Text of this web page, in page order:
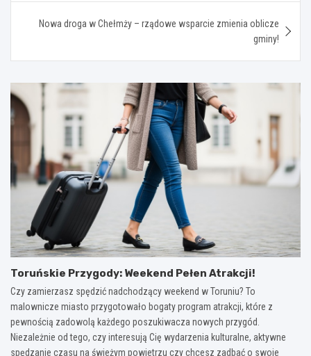
Nowa droga w Chełmży – rządowe wsparcie zmienia oblicze
gminy!
Toruńskie Przygody: Weekend Pełen Atrakcji!
Czy zamierzasz spędzić nadchodzący weekend w Toruniu? To
malownicze miasto przygotowało bogaty program atrakcji, które z
pewnością zadowolą każdego poszukiwacza nowych przygód.
Niezależnie od tego, czy interesują Cię wydarzenia kulturalne, aktywne
spędzanie czasu na świeżym powietrzu czy chcesz zadbać o swoje